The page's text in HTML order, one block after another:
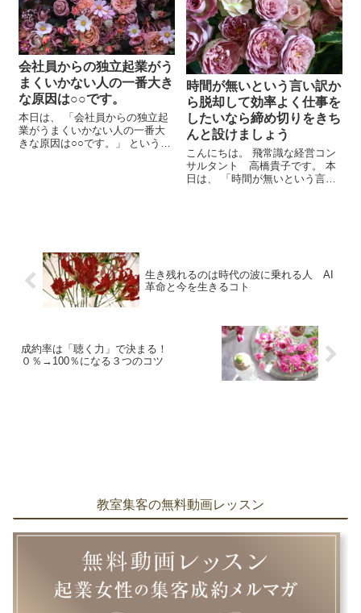
会社員からの独立起業がう
まくいかない人の一番大き
な原因は○○です。
本日は、 「会社員からの独立起
業がうまくいかない人の一番大
きな原因は○○です。」 という内
時間が無いという言い訳か
ら脱却して効率よく仕事を
したいなら締め切りをきち
んと設けましょう
こんにちは。 飛常識な経営コン
サルタント 高橋貴子です。 本
日は、 「時間が無いという言い
生き残れるのは時代の波に乗れる人 AI
革命と今を生きるコト
成約率は「聴く力」で決まる！
０％→100％になる３つのコツ
教室集客の無料動画レッスン